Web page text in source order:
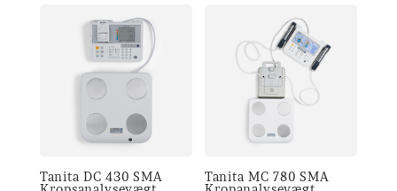
Tanita DC 430 SMA
Tanita MC 780 SMA